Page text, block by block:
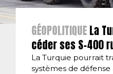
GÉOPOLITIQUELa
céder ses S-400
La Turquie pourrait
systèmes de défense